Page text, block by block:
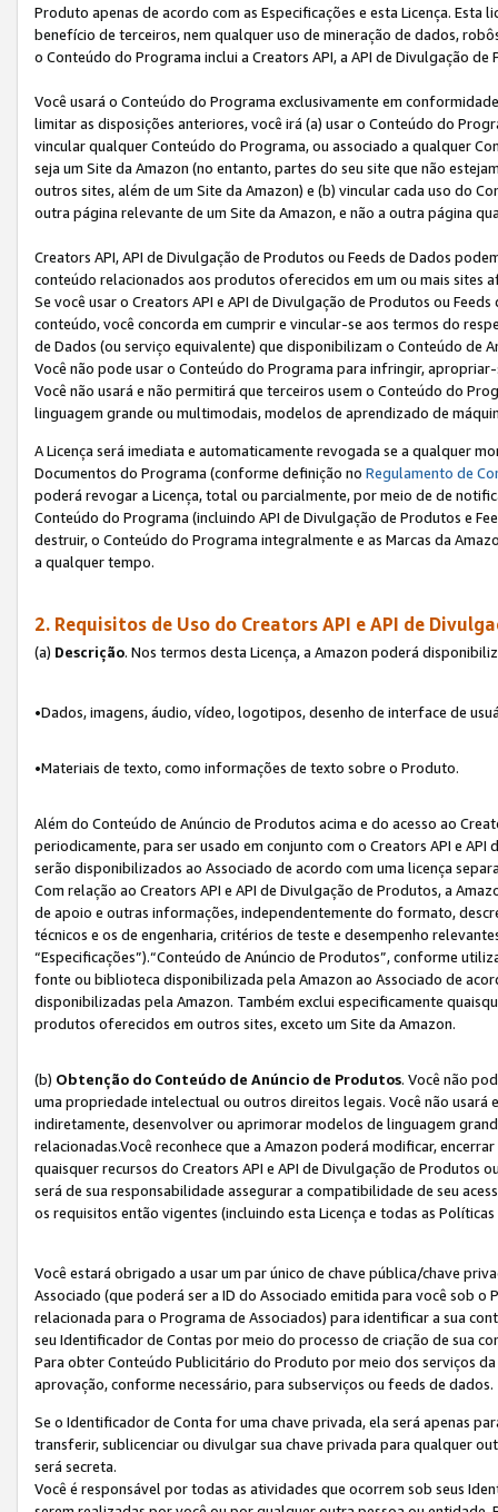
Produto apenas de acordo com as Especificações e esta Licença.
benefício de terceiros, nem qualquer uso de mineração de dados,
o Conteúdo do Programa inclui a Creators API, a API de Divulgação
Você usará o Conteúdo do Programa exclusivamente em
limitar as disposições anteriores, você irá (a) usar o Conteúdo do
vincular qualquer Conteúdo do Programa, ou associado a qualquer
seja um Site da Amazon (no entanto, partes do seu site que não
outros sites, além de um Site da Amazon) e (b) vincular cada uso do
outra página relevante de um Site da Amazon, e não a outra página
Creators API, API de Divulgação de Produtos ou Feeds de Dados
conteúdo relacionados aos produtos oferecidos em um ou mais sites
Se você usar o Creators API e API de Divulgação de Produtos ou
conteúdo, você concorda em cumprir e vincular-se aos termos do
de Dados (ou serviço equivalente) que disponibilizam o Conteúdo de
Você não pode usar o Conteúdo do Programa para infringir,
Você não usará e não permitirá que terceiros usem o Conteúdo do
linguagem grande ou multimodais, modelos de aprendizado de
A Licença será imediata e automaticamente revogada se a qualquer
Documentos do Programa (conforme definição no Regulamento de
poderá revogar a Licença, total ou parcialmente, por meio de de
Conteúdo do Programa (incluindo API de Divulgação de Produtos e
destruir, o Conteúdo do Programa integralmente e as Marcas da
a qualquer tempo.
2. Requisitos de Uso do Creators API e API de
(a) Descrição. Nos termos desta Licença, a Amazon poderá
•Dados, imagens, áudio, vídeo, logotipos, desenho de interface de
•Materiais de texto, como informações de texto sobre o Produto.
Além do Conteúdo de Anúncio de Produtos acima e do acesso ao
periodicamente, para ser usado em conjunto com o Creators API e
serão disponibilizados ao Associado de acordo com uma licença
Com relação ao Creators API e API de Divulgação de Produtos, a
de apoio e outras informações, independentemente do formato,
técnicos e os de engenharia, critérios de teste e desempenho
“Especificações”).“Conteúdo de Anúncio de Produtos”, conforme
fonte ou biblioteca disponibilizada pela Amazon ao Associado de
disponibilizadas pela Amazon. Também exclui especificamente
produtos oferecidos em outros sites, exceto um Site da Amazon.
(b) Obtenção do Conteúdo de Anúncio de Produtos. Você não
uma propriedade intelectual ou outros direitos legais. Você não
indiretamente, desenvolver ou aprimorar modelos de linguagem
relacionadas.Você reconhece que a Amazon poderá modificar,
quaisquer recursos do Creators API e API de Divulgação de Produtos
será de sua responsabilidade assegurar a compatibilidade de seu
os requisitos então vigentes (incluindo esta Licença e todas as
Você estará obrigado a usar um par único de chave pública/chave
Associado (que poderá ser a ID do Associado emitida para você sob
relacionada para o Programa de Associados) para identificar a sua
seu Identificador de Contas por meio do processo de criação de sua
Para obter Conteúdo Publicitário do Produto por meio dos serviços
aprovação, conforme necessário, para subserviços ou feeds de dados.
Se o Identificador de Conta for uma chave privada, ela será apenas
transferir, sublicenciar ou divulgar sua chave privada para qualquer
será secreta.
Você é responsável por todas as atividades que ocorrem sob seus